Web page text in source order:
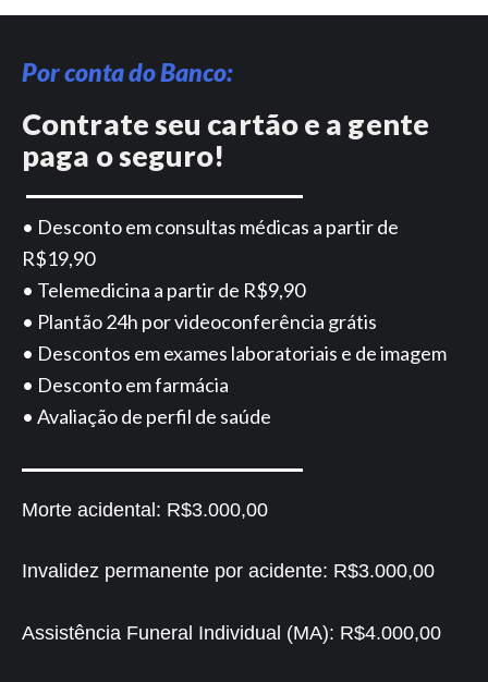
Por conta do Banco:
Contrate seu cartão e a gente
paga o seguro!
• Desconto em consultas médicas a partir de
R$19,90
• Telemedicina a partir de R$9,90
• Plantão 24h por videoconferência grátis
• Descontos em exames laboratoriais e de imagem
• Desconto em farmácia
• Avaliação de perfil de saúde
Morte acidental: R$3.000,00
Invalidez permanente por acidente: R$3.000,00
Assistência Funeral Individual (MA): R$4.000,00